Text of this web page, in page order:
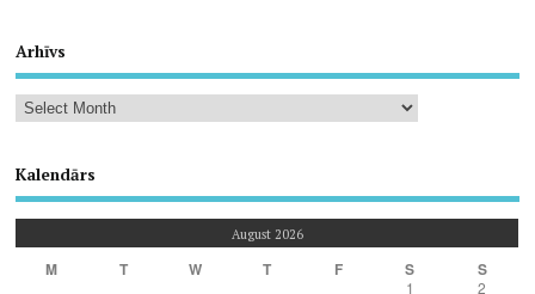
Arhīvs
Kalendārs
August 2026
M T W T F S S
1 2